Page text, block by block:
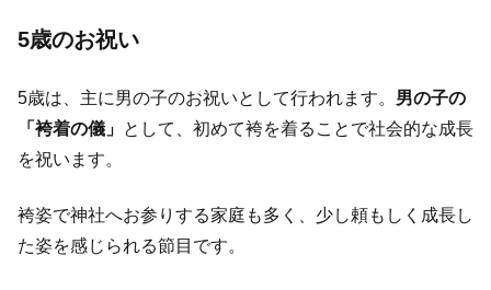
5歳のお祝い
5歳は、主に男の子のお祝いとして行われます。 男の子の
「袴着の儀」 として、初めて袴を着ることで社会的な成長
を祝います。
袴姿で神社へお参りする家庭も多く、少し頼もしく成長し
た姿を感じられる節目です。